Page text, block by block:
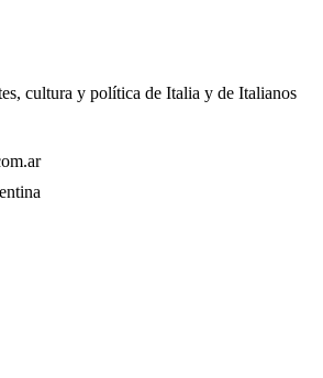
cultura y política de Italia y de Italianos